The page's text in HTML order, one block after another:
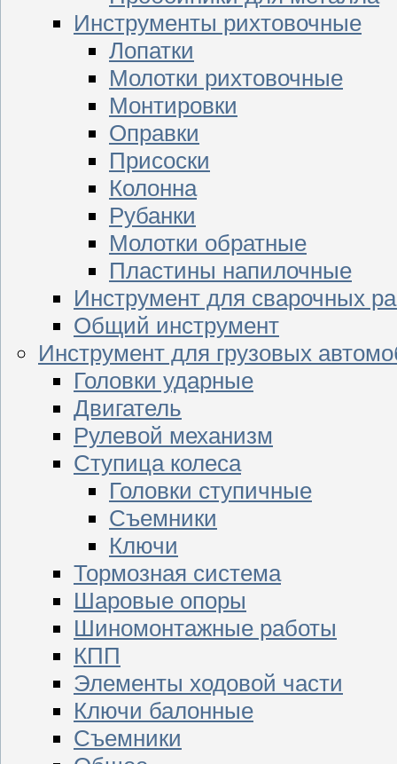
Инструменты рихтовочные
Лопатки
Молотки рихтовочные
Монтировки
Оправки
Присоски
Колонна
Рубанки
Молотки обратные
Пластины напилочные
Инструмент для сварочных
Общий инструмент
Инструмент для грузовых
Головки ударные
Двигатель
Рулевой механизм
Ступица колеса
Головки ступичные
Съемники
Ключи
Тормозная система
Шаровые опоры
Шиномонтажные работы
КПП
Элементы ходовой части
Ключи балонные
Съемники